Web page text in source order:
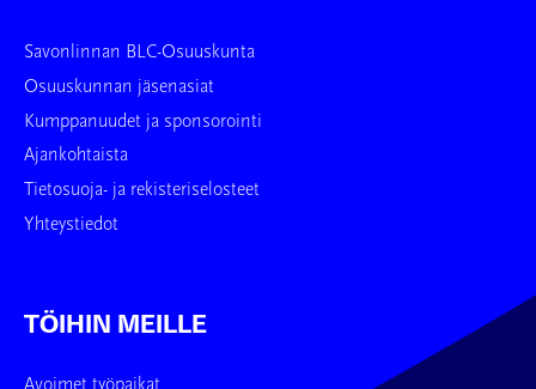
Savonlinnan BLC-Osuuskunta
Osuuskunnan jäsenasiat
Kumppanuudet ja sponsorointi
Ajankohtaista
Tietosuoja- ja rekisteriselosteet
Yhteystiedot
TÖIHIN MEILLE